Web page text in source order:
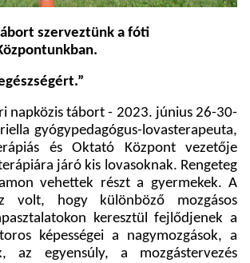
szerveztünk a fóti
napközis tábort - 2023. június 26-30-
gyógypedagógus-lovasterapeuta,
és Oktató Központ vezetője
járó kis lovasoknak. Rengeteg
vehettek részt a gyermekek. A
volt, hogy különböző mozgásos
keresztül fejlődjenek a
képességei a nagymozgások, a
az egyensúly, a mozgástervezés